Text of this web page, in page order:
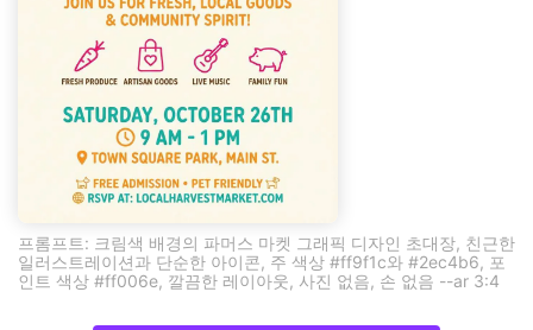
프롬프트: 크림색 배경의 파머스 마켓 그래픽 디자인 초대장, 친근한
일러스트레이션과 단순한 아이콘, 주 색상 #ff9f1c와 #2ec4b6, 포
인트 색상 #ff006e, 깔끔한 레이아웃, 사진 없음, 손 없음 --ar 3:4